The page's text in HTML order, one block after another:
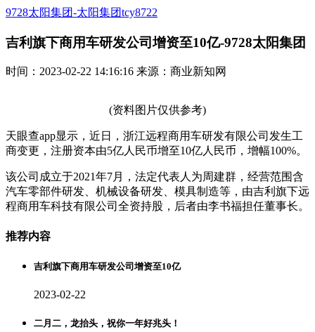
9728太阳集团-太阳集团tcy8722
吉利旗下商用车研发公司增资至10亿-9728太阳集团
时间：2023-02-22 14:16:16 来源：商业新知网
(资料图片仅供参考)
天眼查app显示，近日，浙江远程商用车研发有限公司发生工
商变更，注册资本由5亿人民币增至10亿人民币，增幅100%。
该公司成立于2021年7月，法定代表人为周建群，经营范围含
汽车零部件研发、机械设备研发、模具制造等，由吉利旗下远
程商用车科技有限公司全资持股，后者由李书福担任董事长。
推荐内容
吉利旗下商用车研发公司增资至10亿
2023-02-22
二月二，龙抬头，祝你一年好兆头！